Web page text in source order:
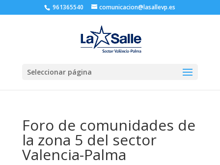
961365540 comunicacion@lasallevp.es
Seleccionar página
Foro de comunidades de
la zona 5 del sector
Valencia-Palma